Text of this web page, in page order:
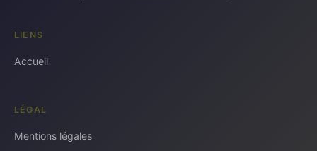
LIENS
Accueil
LÉGAL
Mentions légales